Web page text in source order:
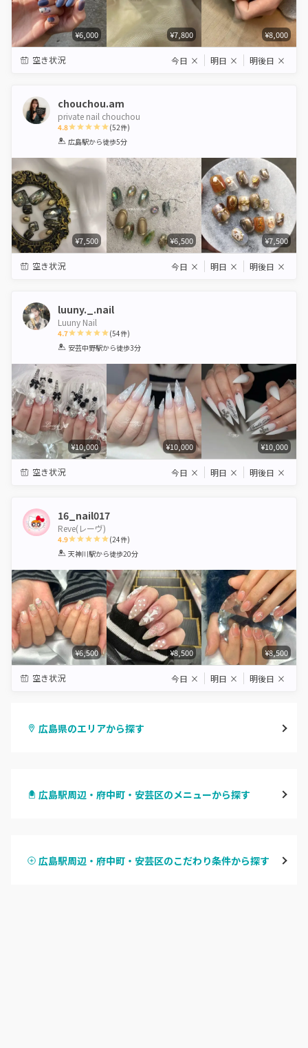
¥6,000 ¥7,800 ¥8,000
空き状況 今日 × 明日 × 明後日 ×
chouchou.am
private nail chouchou
4.8
1 2 3 4 5
(52件)
広島駅から徒歩5分
¥7,500 ¥6,500 ¥7,500
空き状況 今日 × 明日 × 明後日 ×
luuny._.nail
Luuny Nail
4.7
1 2 3 4 5
(54件)
安芸中野駅から徒歩3分
¥10,000 ¥10,000 ¥10,000
空き状況 今日 × 明日 × 明後日 ×
16_nail017
Reve(レーヴ)
4.9
1 2 3 4 5
(24件)
天神川駅から徒歩20分
¥6,500 ¥8,500 ¥8,500
空き状況 今日 × 明日 × 明後日 ×
広島県のエリアから探す
段原・皆実町・宇品
広島駅周辺・府中町・安芸区のメニューから探す
ハンドスカルプ
広島駅周辺・府中町・安芸区のこだわり条件から探す